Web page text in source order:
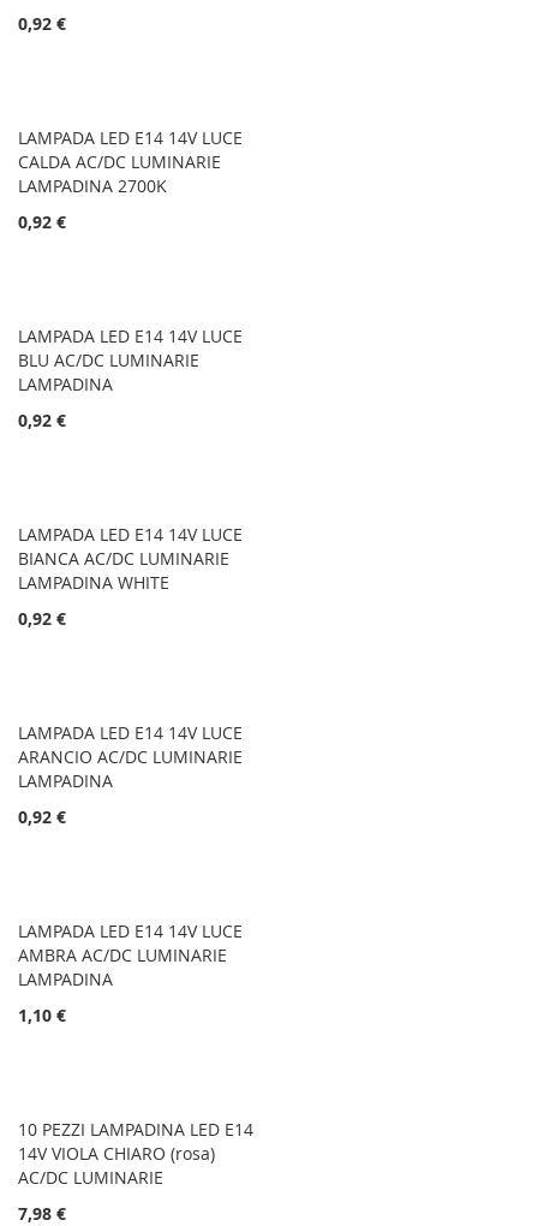
0,92 €
LAMPADA LED E14 14V LUCE
CALDA AC/DC LUMINARIE
LAMPADINA 2700K
0,92 €
LAMPADA LED E14 14V LUCE
BLU AC/DC LUMINARIE
LAMPADINA
0,92 €
LAMPADA LED E14 14V LUCE
BIANCA AC/DC LUMINARIE
LAMPADINA WHITE
0,92 €
LAMPADA LED E14 14V LUCE
ARANCIO AC/DC LUMINARIE
LAMPADINA
0,92 €
LAMPADA LED E14 14V LUCE
AMBRA AC/DC LUMINARIE
LAMPADINA
1,10 €
10 PEZZI LAMPADINA LED E14
14V VIOLA CHIARO (rosa)
AC/DC LUMINARIE
7,98 €